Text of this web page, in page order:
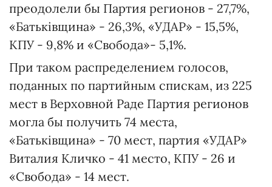
преодолели бы Партия регионов - 27,7%,
«Батьківщина» - 26,3%, «УДАР» - 15,5%,
КПУ - 9,8% и «Свобода»- 5,1%.
При таком распределением голосов,
поданных по партийным спискам, из 225
мест в Верховной Раде Партия регионов
могла бы получить 74 места,
«Батьківщина» - 70 мест, партия «УДАР»
Виталия Кличко - 41 место, КПУ - 26 и
«Свобода» - 14 мест.